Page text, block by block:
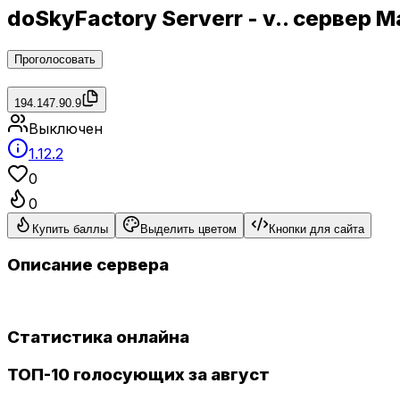
doSkyFactory Serverr - v.. сервер
Проголосовать
194.147.90.9
Выключен
1.12.2
0
0
Купить баллы Выделить цветом Кнопки для сайта
Описание сервера
Статистика онлайна
ТОП-10 голосующих за август